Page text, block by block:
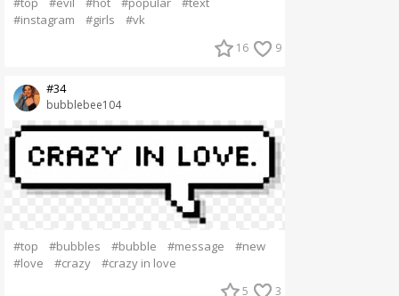
#instagram
#girls #vk
16 9
bubblebee104
#34
#top #bubbles #bubble #message
#new
#love
#crazy #crazy in love
5 3